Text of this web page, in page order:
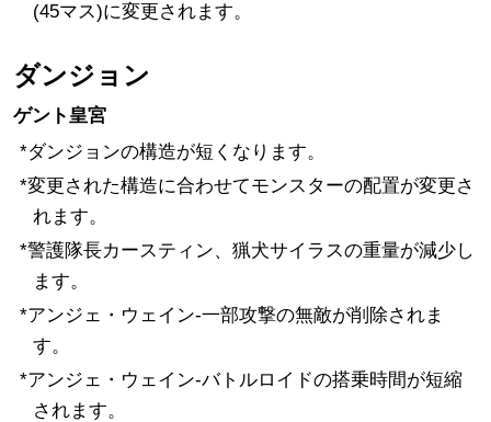
(45マス)に変更されます。
ダンジョン
ゲント皇宮
*ダンジョンの構造が短くなります。
*変更された構造に合わせてモンスターの配置が変更さ
れます。
*警護隊長カースティン、猟犬サイラスの重量が減少し
ます。
*アンジェ・ウェイン-一部攻撃の無敵が削除されま
す。
*アンジェ・ウェイン-バトルロイドの搭乗時間が短縮
されます。